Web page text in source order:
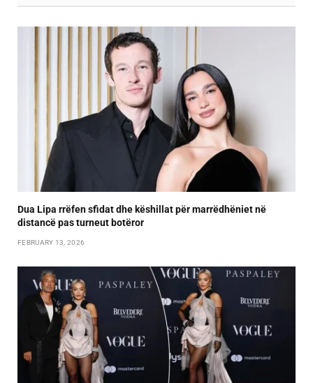
Dua Lipa rrëfen sfidat dhe këshillat për marrëdhëniet në
distancë pas turneut botëror
FEBRUARY 13, 2026